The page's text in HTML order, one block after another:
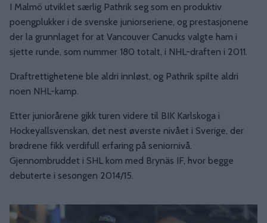
I Malmö utviklet særlig Pathrik seg som en produktiv
poengplukker i de svenske juniorseriene, og prestasjonene
der la grunnlaget for at Vancouver Canucks valgte ham i
sjette runde, som nummer 180 totalt, i NHL-draften i 2011.
Draftrettighetene ble aldri innløst, og Pathrik spilte aldri
noen NHL-kamp.
Etter juniorårene gikk turen videre til BIK Karlskoga i
Hockeyallsvenskan, det nest øverste nivået i Sverige, der
brødrene fikk verdifull erfaring på seniornivå.
Gjennombruddet i SHL kom med Brynäs IF, hvor begge
debuterte i sesongen 2014/15.